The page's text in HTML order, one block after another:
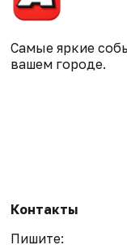
Самые яркие
вашем городе.
Контакты
Пишите: